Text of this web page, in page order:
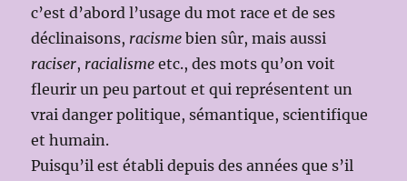
c’est d’abord l’usage du mot race et de ses
déclinaisons, racisme bien sûr, mais aussi
raciser, racialisme etc., des mots qu’on voit
fleurir un peu partout et qui représentent un
vrai danger politique, sémantique, scientifique
et humain.
Puisqu’il est établi depuis des années que s’il